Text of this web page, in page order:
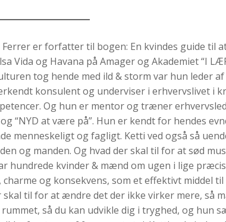
er forfatter til bogen: En kvindes guide til
Vida og Havana på Amager og Akademiet “I
tog hende med ild & storm var hun leder
konsulent og underviser i erhvervslivet i
Og hun er mentor og træner
“NYD at være på”. Hun er kendt for hendes
menneskeligt og fagligt. Ketti ved også så
og manden. Og hvad der skal til for at sød
hundrede kvinder & mænd om ugen i lige
og konsekvens, som et effektivt middel
skal til for at ændre det der ikke virker mere, så
så du kan udvikle dig i tryghed, og hun